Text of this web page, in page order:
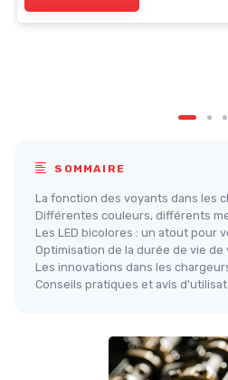
SOMMAIRE
La fonction des voyants dans les
Différentes couleurs, différents
Les LED bicolores : un atout pour
Optimisation de la durée de vie
Les innovations dans les
Conseils pratiques et avis